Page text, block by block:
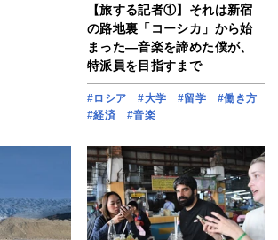
【旅する記者①】それは新宿
の路地裏「コーシカ」から始
まった―音楽を諦めた僕が、
特派員を目指すまで
#ロシア #大学 #留学
#働き方
#経済
#音楽